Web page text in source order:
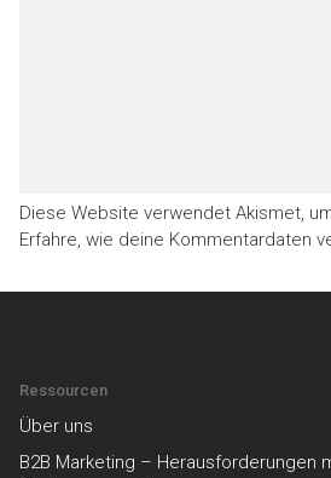
Diese Website verwendet Akismet,
Erfahre, wie deine Kommentardaten
Ressourcen
Über uns
B2B Marketing – Herausforderungen